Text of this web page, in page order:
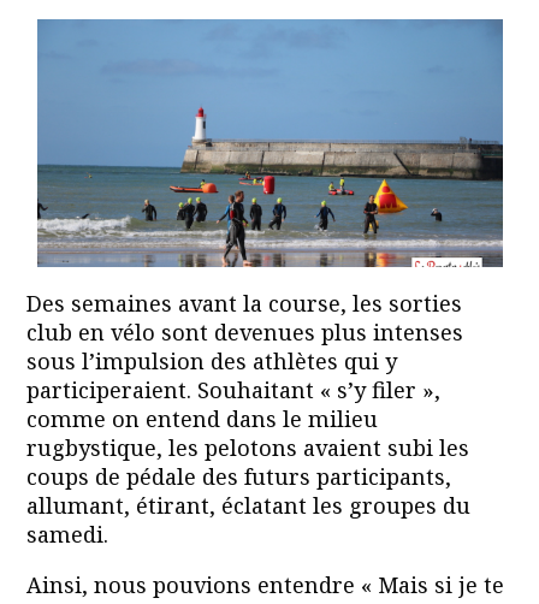
Des semaines avant la course, les sorties
club en vélo sont devenues plus intenses
sous l’impulsion des athlètes qui y
participeraient. Souhaitant « s’y filer »,
comme on entend dans le milieu
rugbystique, les pelotons avaient subi les
coups de pédale des futurs participants,
allumant, étirant, éclatant les groupes du
samedi.
Ainsi, nous pouvions entendre « Mais si je te